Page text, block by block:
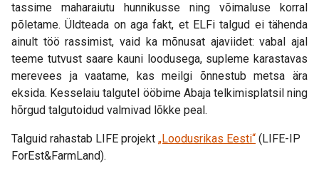
tassime maharaiutu hunnikusse ning võimaluse korral
põletame. Üldteada on aga fakt, et ELFi talgud ei tähenda
ainult töö rassimist, vaid ka mõnusat ajaviidet: vabal ajal
teeme tutvust saare kauni loodusega, supleme karastavas
merevees ja vaatame, kas meilgi õnnestub metsa ära
eksida. Kesselaiu talgutel ööbime Abaja telkimisplatsil ning
hõrgud talgutoidud valmivad lõkke peal.
Talguid rahastab LIFE projekt „Loodusrikas Eesti“ (LIFE-IP
ForEst&FarmLand).